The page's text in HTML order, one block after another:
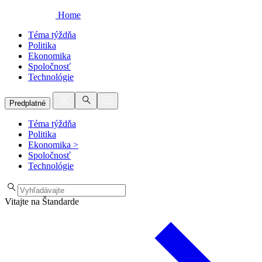
Home
Téma týždňa
Politika
Ekonomika
Spoločnosť
Technológie
Predplatné
Téma týždňa
Politika
Ekonomika >
Spoločnosť
Technológie
Vitajte na Štandarde